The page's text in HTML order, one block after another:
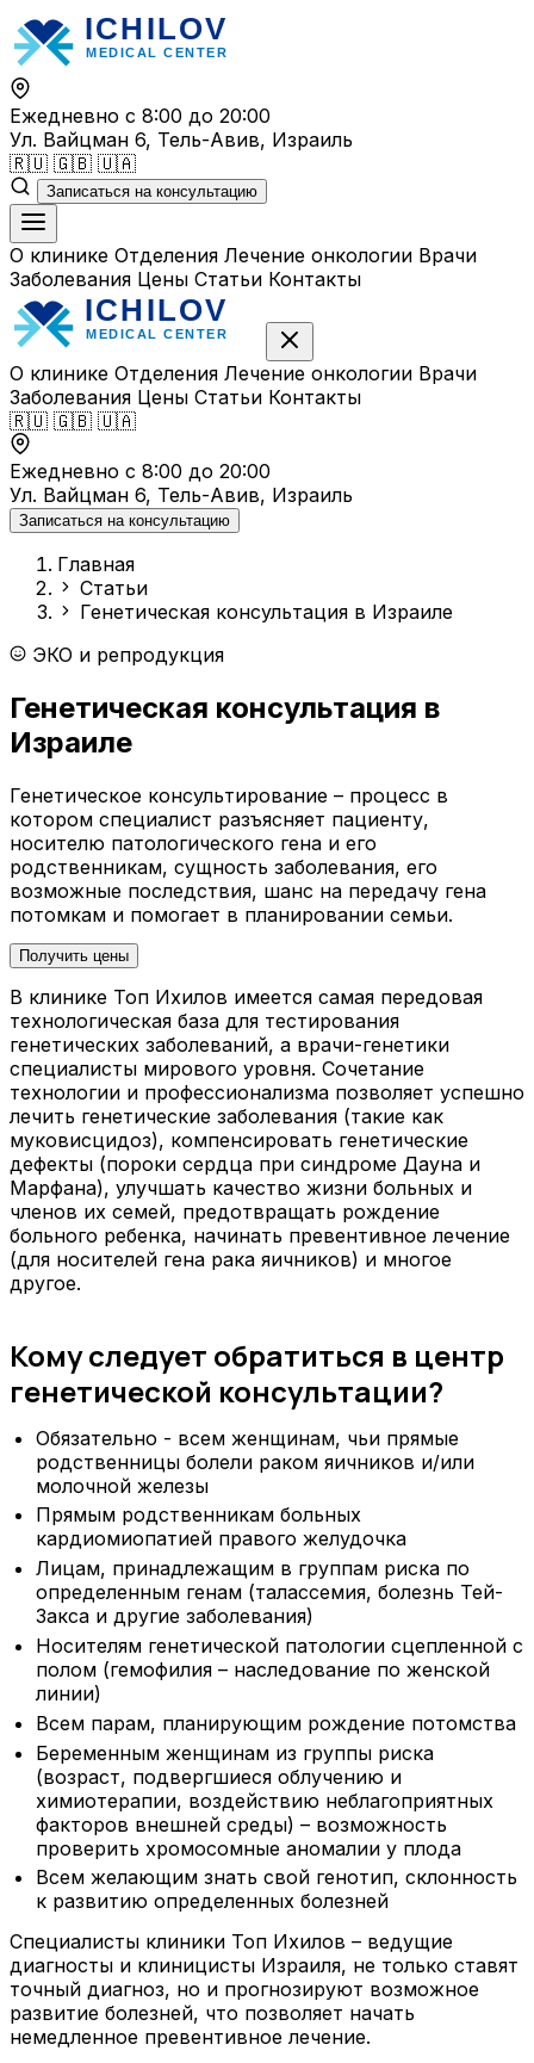
Перейти
к
содержимому
Ежедневно с 8:00 до 20:00
Ул. Вайцман 6, Тель-Авив, Израиль
🇷🇺 🇬🇧 🇺🇦
Записаться на консультацию
О клинике Отделения Лечение онкологии Врачи
Заболевания Цены Статьи Контакты
О клинике Отделения Лечение онкологии Врачи
Заболевания Цены Статьи Контакты
🇷🇺 🇬🇧 🇺🇦
Ежедневно с 8:00 до 20:00
Ул. Вайцман 6, Тель-Авив, Израиль
Записаться на консультацию
Главная
Статьи
Генетическая консультация в Израиле
ЭКО и репродукция
Генетическая консультация в
Израиле
Генетическое консультирование – процесс в
котором специалист разъясняет пациенту,
носителю патологического гена и его
родственникам, сущность заболевания, его
возможные последствия, шанс на передачу гена
потомкам и помогает в планировании семьи.
Получить цены
В клинике Топ Ихилов имеется самая передовая
технологическая база для тестирования
генетических заболеваний, а врачи-генетики
специалисты мирового уровня. Сочетание
технологии и профессионализма позволяет успешно
лечить генетические заболевания (такие как
муковисцидоз), компенсировать генетические
дефекты (пороки сердца при синдроме Дауна и
Марфана), улучшать качество жизни больных и
членов их семей, предотвращать рождение
больного ребенка, начинать превентивное лечение
(для носителей гена рака яичников) и многое
другое.
Кому следует обратиться в центр
генетической консультации?
Обязательно - всем женщинам, чьи прямые
родственницы болели раком яичников и/или
молочной железы
Прямым родственникам больных
кардиомиопатией правого желудочка
Лицам, принадлежащим в группам риска по
определенным генам (талассемия, болезнь Тей-
Закса и другие заболевания)
Носителям генетической патологии сцепленной с
полом (гемофилия – наследование по женской
линии)
Всем парам, планирующим рождение потомства
Беременным женщинам из группы риска
(возраст, подвергшиеся облучению и
химиотерапии, воздействию неблагоприятных
факторов внешней среды) – возможность
проверить хромосомные аномалии у плода
Всем желающим знать свой генотип, склонность
к развитию определенных болезней
Специалисты клиники Топ Ихилов – ведущие
диагносты и клиницисты Израиля, не только ставят
точный диагноз, но и прогнозируют возможное
развитие болезней, что позволяет начать
немедленное превентивное лечение.